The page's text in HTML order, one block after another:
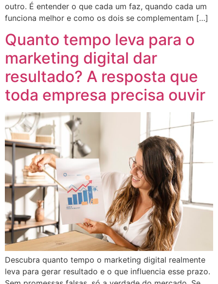
outro. É entender o que cada um faz, quando cada um
funciona melhor e como os dois se complementam […]
Quanto tempo leva para o
marketing digital dar
resultado? A resposta que
toda empresa precisa ouvir
Descubra quanto tempo o marketing digital realmente
leva para gerar resultado e o que influencia esse prazo.